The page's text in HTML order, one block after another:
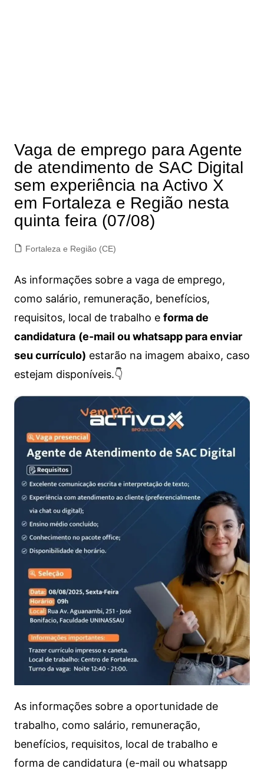
Vaga de emprego para Agente
de atendimento de SAC Digital
sem experiência na Activo X
em Fortaleza e Região nesta
quinta feira (07/08)
Fortaleza e Região (CE)
As informações sobre a vaga de emprego,
como salário, remuneração, benefícios,
requisitos, local de trabalho e forma de
candidatura (e-mail ou whatsapp para enviar
seu currículo) estarão na imagem abaixo, caso
estejam disponíveis.👇
As informações sobre a oportunidade de
trabalho, como salário, remuneração,
benefícios, requisitos, local de trabalho e
forma de candidatura (e-mail ou whatsapp